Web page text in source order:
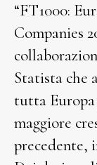
“FT1000:
Companies
Statista che
tutta Europa
maggiore
precedente,